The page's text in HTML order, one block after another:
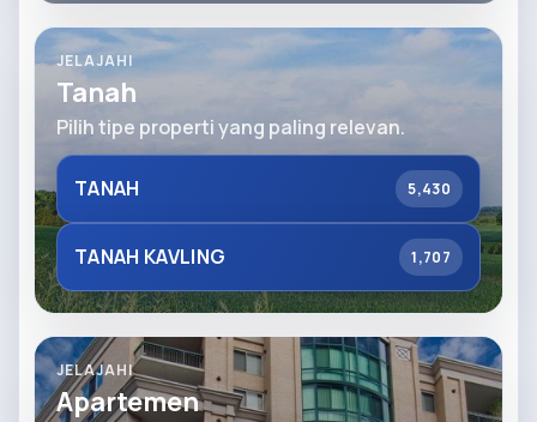
JELAJAHI
Tanah
Pilih tipe properti yang paling relevan.
TANAH 5,430
TANAH KAVLING 1,707
JELAJAHI
Apartemen